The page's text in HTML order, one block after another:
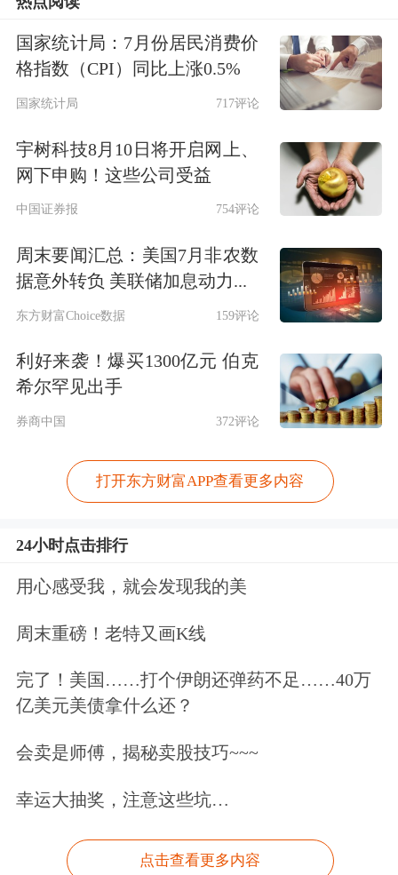
国家统计局：7月份居民消费价
格指数（CPI）同比上涨0.5%
国家统计局 717评论
宇树科技8月10日将开启网上、
网下申购！这些公司受益
中国证券报 754评论
周末要闻汇总：美国7月非农数
据意外转负 美联储加息动力...
东方财富Choice数据 159评论
利好来袭！爆买1300亿元 伯克
希尔罕见出手
券商中国 372评论
打开东方财富APP查看更多内容
24小时点击排行
用心感受我，就会发现我的美
周末重磅！老特又画K线
完了！美国……打个伊朗还弹药不足……40万
亿美元美债拿什么还？
会卖是师傅，揭秘卖股技巧~~~
幸运大抽奖，注意这些坑…
点击查看更多内容